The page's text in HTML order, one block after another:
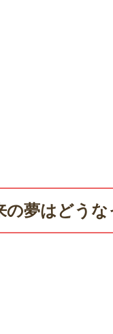
の夢はどうな